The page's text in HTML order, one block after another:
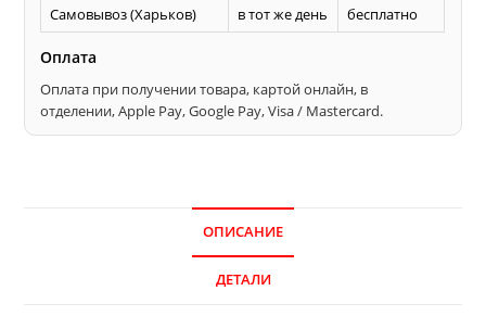
Самовывоз (Харьков)
в тот же день бесплатно
Оплата
Оплата при получении товара, картой онлайн, в
отделении, Apple Pay, Google Pay, Visa / Mastercard.
ОПИСАНИЕ
ДЕТАЛИ